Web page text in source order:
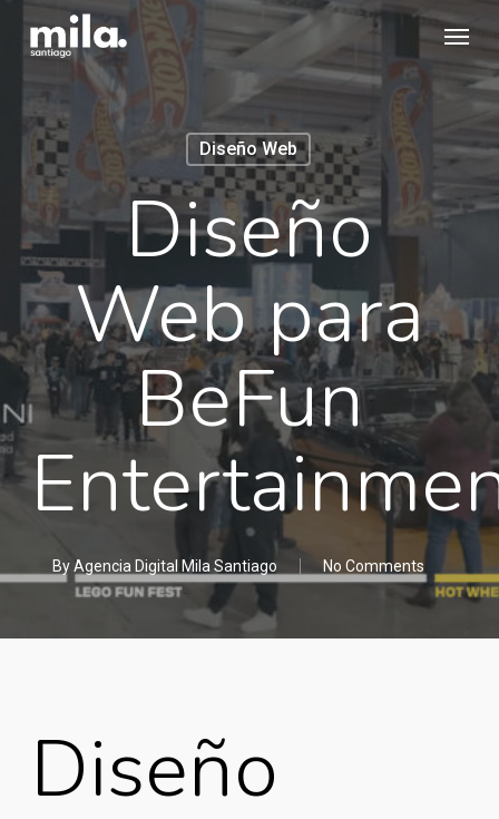
content
Menu
Diseño Web
Diseño
Web para
BeFun
ByAgencia Digital Mila Santiago No Comments
Diseño